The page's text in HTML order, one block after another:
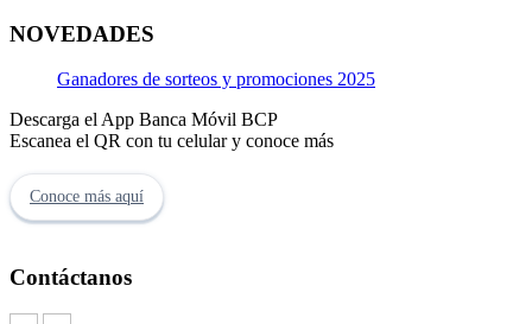
NOVEDADES
Ganadores de sorteos y promociones 2025
Descarga el App Banca Móvil BCP
Escanea el QR con tu celular y conoce más
Conoce más aquí
Contáctanos